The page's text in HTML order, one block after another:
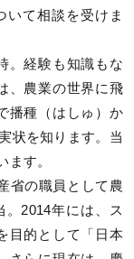
いて相談を受けま
。経験も知識もな
、農業の世界に飛
播種（はしゅ）か
状を知ります。当
ます。
省の職員として農
2014年には、ス
目的として「日本